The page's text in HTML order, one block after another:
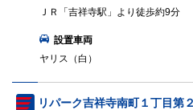
ＪＲ「吉祥寺駅」より徒歩約9分
設置車両
ヤリス（白）
リパーク吉祥寺南町１丁目第